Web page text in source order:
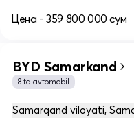
Цена - 359 800 000 сум
BYD Samarkand
8 ta avtomobil
Samarqand viloyati,